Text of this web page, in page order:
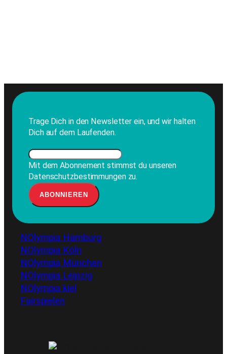
Trage Dich in den Newsletter ein, und wir halten
Dich auf dem Laufenden.
Mit dem Abonnement stimmst du unseren
Datenschutzbestimmungen zu.
NOlympia Hamburg
NOlympia Köln
NOlympia München
NOlympia Leipzig
NOlympia kiel
Fairspielen